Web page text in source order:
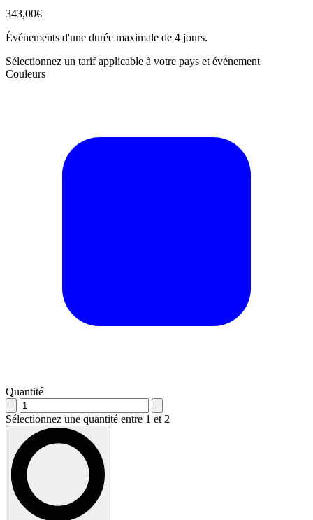
343,00€
Événements d'une durée maximale de 4 jours.
Sélectionnez un tarif applicable à votre pays et événement
Couleurs
Quantité
Sélectionnez une quantité entre 1 et 2